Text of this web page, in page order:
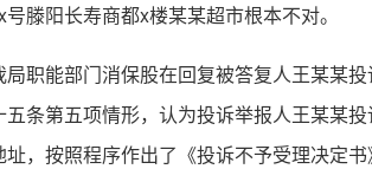
滕阳长寿商都x楼某某超市根本不对。
局职能部门消保股在回复被答复人王某某
五条第五项情形，认为投诉举报人王某某
址，按照程序作出了《投诉不予受理决定